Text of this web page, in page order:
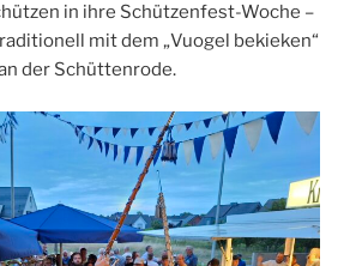
in ihre Schützenfest-Woche –
mit dem „Vuogel bekieken“
der Schüttenrode.